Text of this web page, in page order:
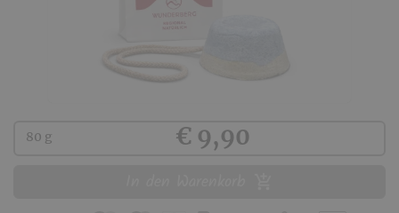
Kaufen
80 g € 9,90